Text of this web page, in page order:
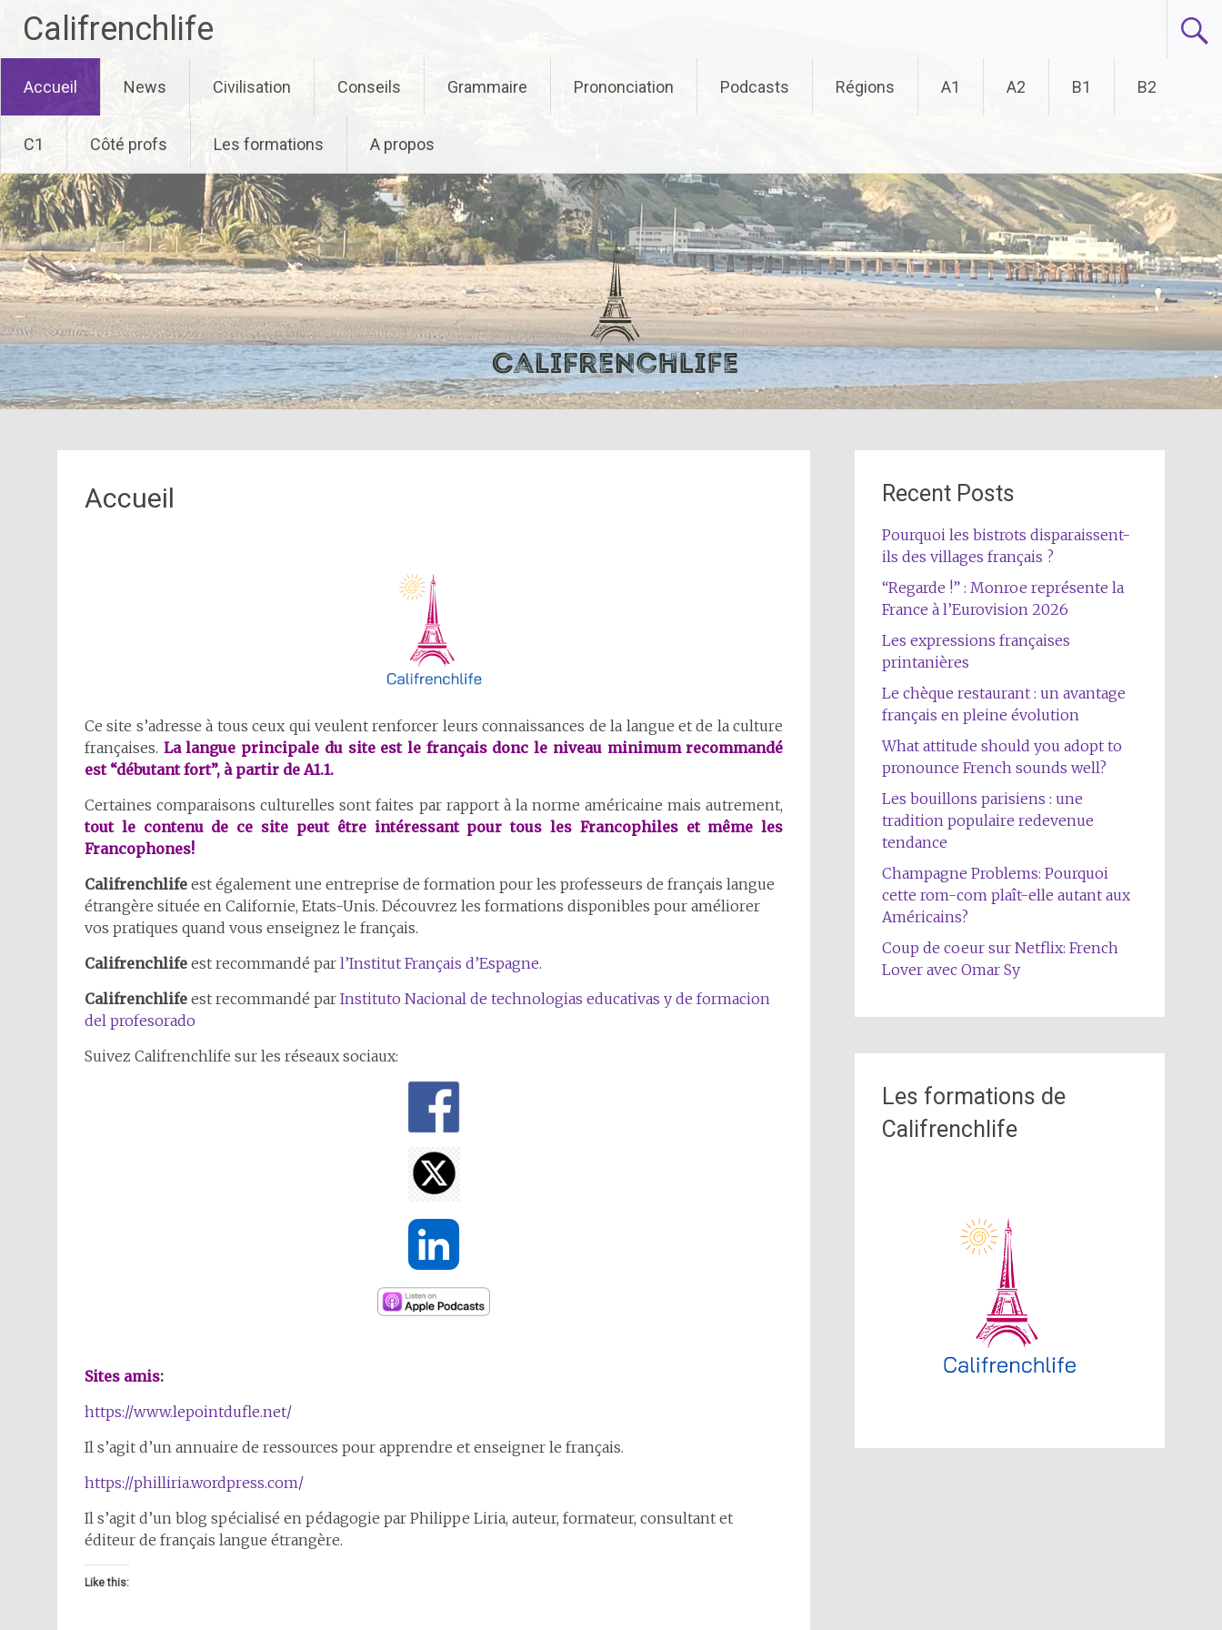
Califrenchlife
to
content
Accueil News Civilisation Conseils Grammaire Prononciation Podcasts Régions A1 A2 B1 B2
C1 Côté profs Les formations A propos
Accueil
Ce site s’adresse à tous ceux qui veulent renforcer leurs connaissances de la langue et de la culture
françaises. La langue principale du site est le français donc le niveau minimum recommandé
est “débutant fort”, à partir de A1.1.
Certaines comparaisons culturelles sont faites par rapport à la norme américaine mais autrement,
tout le contenu de ce site peut être intéressant pour tous les Francophiles et même les
Francophones!
Califrenchlife est également une entreprise de formation pour les professeurs de français langue
étrangère située en Californie, Etats-Unis. Découvrez les formations disponibles pour améliorer
vos pratiques quand vous enseignez le français.
Califrenchlife est recommandé par l’Institut Français d’Espagne.
Califrenchlife est recommandé par Instituto Nacional de technologias educativas y de formacion
del profesorado
Suivez Califrenchlife sur les réseaux sociaux:
Sites amis:
https://www.lepointdufle.net/
Il s’agit d’un annuaire de ressources pour apprendre et enseigner le français.
https://philliria.wordpress.com/
Il s’agit d’un blog spécialisé en pédagogie par Philippe Liria, auteur, formateur, consultant et
éditeur de français langue étrangère.
Like this:
Recent Posts
Pourquoi les bistrots disparaissent-
ils des villages français ?
“Regarde !” : Monroe représente la
France à l’Eurovision 2026
Les expressions françaises
printanières
Le chèque restaurant : un avantage
français en pleine évolution
What attitude should you adopt to
pronounce French sounds well?
Les bouillons parisiens : une
tradition populaire redevenue
tendance
Champagne Problems: Pourquoi
cette rom-com plaît-elle autant aux
Américains?
Coup de coeur sur Netflix: French
Lover avec Omar Sy
Les formations de
Califrenchlife